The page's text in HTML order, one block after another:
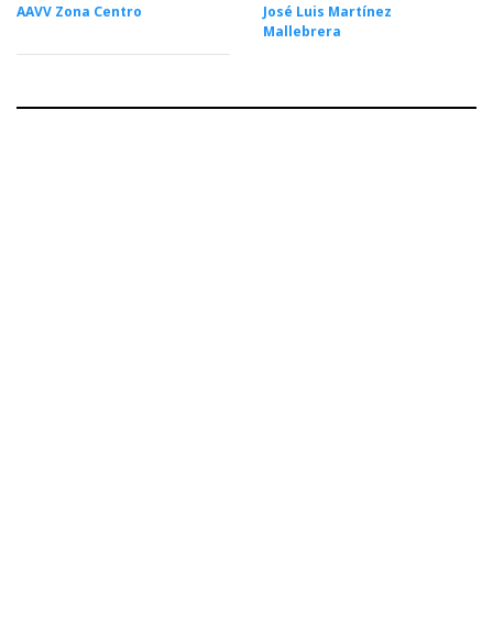
AAVV Zona Centro
José Luis Martínez
Mallebrera